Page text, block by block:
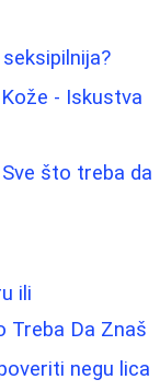
- Iskustva
što treba da
ili
Treba Da Znaš
negu lica